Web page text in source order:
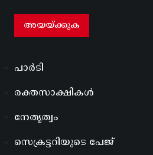
പാർടി
രക്തസാക്ഷികൾ
നേതൃത്വം
സെക്രട്ടറിയുടെ പേജ്